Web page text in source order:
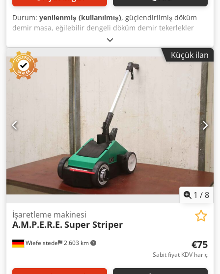
parçaların sabitlenmesi ve konumlandırılması Endüstriyel
ekipmanların imalatı ve onarımı Ticari Açıklama Yüksek
kapasiteli, yoğun üretim ortamlarında kullanım için inşa
edilmiş endüstriyel masa. 40 mm kalınlığındaki tabla,
mümkün olan en düz yüzeyin elde edilmesi için CNC ile
işlenmiştir ve karmaşık birleştirme ve kaynak işlemleri için
en uygun koşulları sağlar. Neredeyse 6 ton olan kendi
ağırlığı ve son derece rijit yapısı sayesinde, hassasiyet,
stabilite ve dayanıklılığın kritik olduğu endüstriyel
uygulamalar için ideal bir çözümdür. Günümüz
maliyetleriyle yeniden üretimi zor olan profesyonel bir
ekipman olup, metal konstrüksiyon, endüstriyel üretim ve
ağır makine imalatı alanındaki firmalar için uygundur.
Durum: yenilenmiş (kullanılmış), güçlendirilmiş döküm
demir masa, eğilebilir dengeli döküm demir tekerlekler
hassas üst ve alt bıçak kılavuzu Çalışma masası boyutları
yaklaşık 680 x 580 mm Dkodpfx Ajv Dg A Usl Njr döküm
pervane çapı 600 mm Maksimum kesme yüksekliği 340 mm
Maksimum kesme genişliği yaklaşık 540 mm Üç fazlı motor
yaklaşık 2,2 kW, 50 Hz, 400 V
Küçük ilan
1 /8
Wiefelstede 2.603 km
İşaretleme makinesi
A.M.P.E.R.E. Super Striper
€75
Sabit fiyat KDV hariç